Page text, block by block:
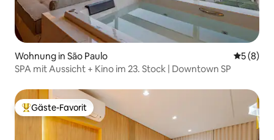
Wohnung in São Paulo
5 (8)
SPA mit Aussicht + Kino im 23. Stock | Downtown SP
Beliebter Gäste-Favorit.
Gäste-Favorit